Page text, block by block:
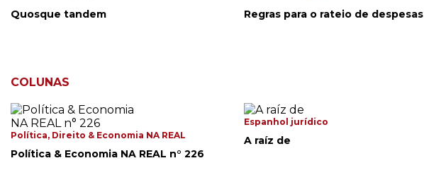
Quosque tandem Regras para o rateio de despesas
COLUNAS
Política, Direito & Economia NA REAL
Política & Economia NA REAL n° 226
Espanhol jurídico
A raíz de